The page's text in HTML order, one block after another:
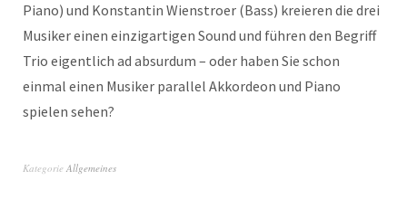
Piano) und Konstantin Wienstroer (Bass) kreieren die drei
Musiker einen einzigartigen Sound und führen den Begriff
Trio eigentlich ad absurdum – oder haben Sie schon
einmal einen Musiker parallel Akkordeon und Piano
spielen sehen?
Kategorie Allgemeines